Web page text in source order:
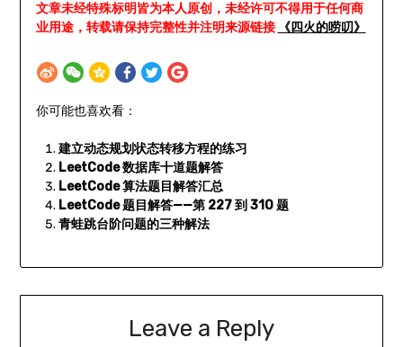
文章未经特殊标明皆为本人原创，未经许可不得用于任何商
业用途，转载请保持完整性并注明来源链接
《四火的唠叨》
你可能也喜欢看：
建立动态规划状态转移方程的练习
LeetCode 数据库十道题解答
LeetCode 算法题目解答汇总
LeetCode 题目解答——第 227 到 310 题
青蛙跳台阶问题的三种解法
Leave a Reply